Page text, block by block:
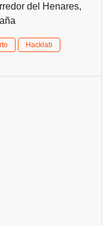
del Henares,
Hacklab